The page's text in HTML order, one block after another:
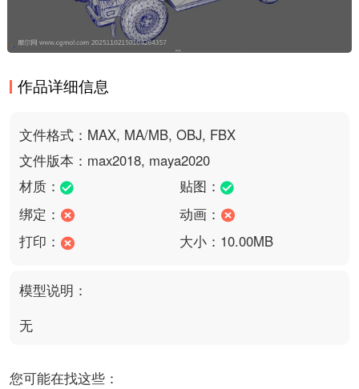
作品详细信息
文件格式：MAX, MA/MB, OBJ, FBX
文件版本：max2018, maya2020
材质：
贴图：
绑定：
动画：
打印：
大小：10.00MB
模型说明：
无
您可能在找这些：